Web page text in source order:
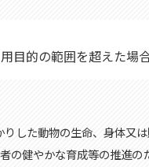
目的の範囲を超えた場
した動物の生命、身体又
の健やかな育成等の推進